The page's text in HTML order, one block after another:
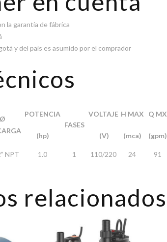
la garantía de fábrica
y del país es asumido por el comprador
Ø
POTENCIA
(hp)
FASES
VOLTAJE
(V)
H MAX
(mca)
Q MX
(gpm)
NPT 1.0 1 110/220 24 91
relacionados